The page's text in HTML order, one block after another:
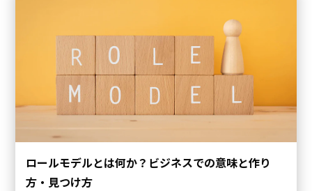
ロールモデルとは何か？ビジネスでの意味と作り
方・見つけ方